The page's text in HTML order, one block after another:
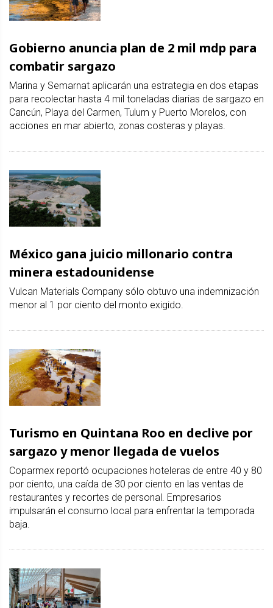
Gobierno anuncia plan de 2 mil mdp para
combatir sargazo
Marina y Semarnat aplicarán una estrategia en dos etapas
para recolectar hasta 4 mil toneladas diarias de sargazo en
Cancún, Playa del Carmen, Tulum y Puerto Morelos, con
acciones en mar abierto, zonas costeras y playas.
México gana juicio millonario contra
minera estadounidense
Vulcan Materials Company sólo obtuvo una indemnización
menor al 1 por ciento del monto exigido.
Turismo en Quintana Roo en declive por
sargazo y menor llegada de vuelos
Coparmex reportó ocupaciones hoteleras de entre 40 y 80
por ciento, una caída de 30 por ciento en las ventas de
restaurantes y recortes de personal. Empresarios
impulsarán el consumo local para enfrentar la temporada
baja.